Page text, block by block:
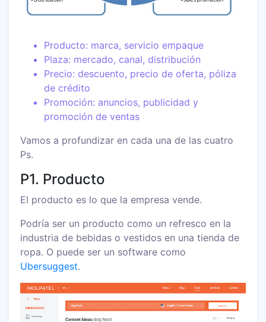
Producto: marca, servicio empaque
Plaza: mercado, canal, distribución
Precio: descuento, precio de oferta, póliza
de crédito
Promoción: anuncios, publicidad y
promoción de ventas
Vamos a profundizar en cada una de las cuatro
Ps.
P1. Producto
El producto es lo que la empresa vende.
Podría ser un producto como un refresco en la
industria de bebidas o vestidos en una tienda de
ropa. O puede ser un software como
Ubersuggest.